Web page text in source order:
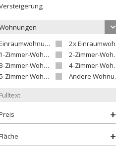
2x Einraumwohnung
1-Zimmer-Wohnung
2-Zimmer-Wohnung
3-Zimmer-Wohnung
4-Zimmer-Wohnung
5-Zimmer-Wohnung und größer
Andere Wohnung